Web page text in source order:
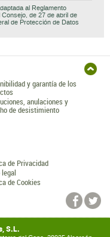
al Reglamento
de 27 de abril de
de Protección de Datos
y garantía de los
anulaciones y
de desistimiento
de Privacidad
de Cookies
S.L.